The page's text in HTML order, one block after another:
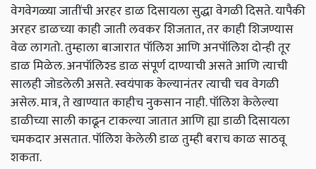
वेगवेगळ्या जातींची अरहर डाळ दिसायला सुद्धा वेगळी दिसते. यापैकी
अरहर डाळच्या काही जाती लवकर शिजतात, तर काही शिजण्यास
वेळ लागतो. तुम्हाला बाजारात पॉलिश आणि अनपॉलिश दोन्ही तूर
डाळ मिळेल. अनपॉलिश्ड डाळ संपूर्ण दाण्याची असते आणि त्याची
सालही जोडलेली असते. स्वयंपाक केल्यानंतर त्याची चव वेगळी
असेल. मात्र, ते खाण्यात काहीच नुकसान नाही. पॉलिश केलेल्या
डाळीच्या साली काढून टाकल्या जातात आणि ह्या डाळी दिसायला
चमकदार असतात. पॉलिश केलेली डाळ तुम्ही बराच काळ साठवू
शकता.